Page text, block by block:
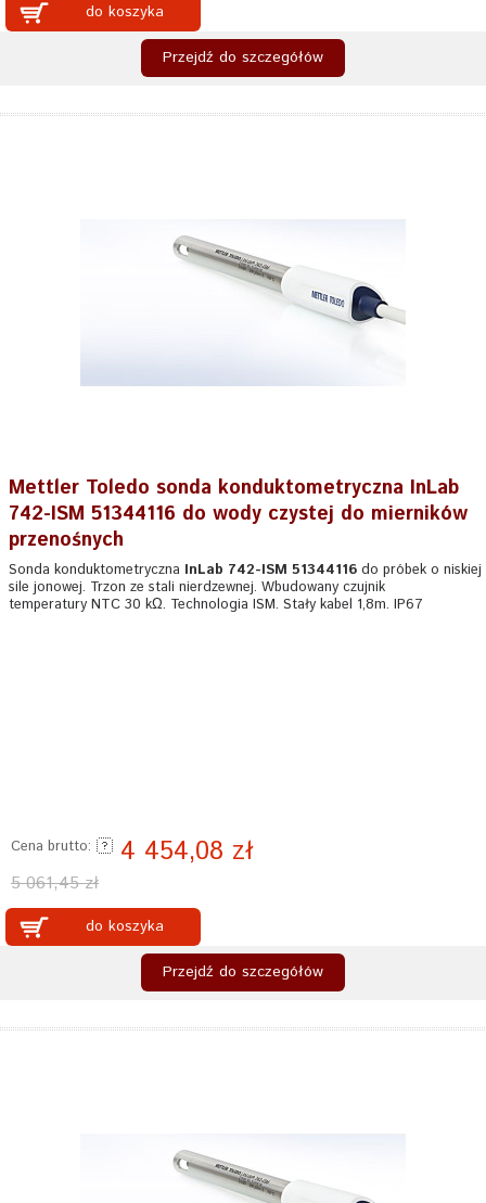
do koszyka
Przejdź do szczegółów
Mettler Toledo sonda konduktometryczna InLab
742-ISM 51344116 do wody czystej do mierników
przenośnych
Sonda konduktometryczna InLab 742-ISM 51344116 do próbek o niskiej
sile jonowej. Trzon ze stali nierdzewnej. Wbudowany czujnik
temperatury NTC 30 kΩ. Technologia ISM. Stały kabel 1,8m. IP67
Cena brutto: 4 454,08 zł
5 061,45 zł
do koszyka
Przejdź do szczegółów